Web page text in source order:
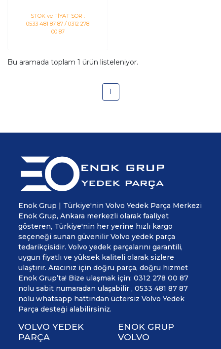
STOK ve FİYAT SOR :
0533 481 87 87 / 0312 278
00 87
Bu aramada toplam 1 ürün listeleniyor.
1
Enok Grup | Türkiye'nin Volvo Yedek Parça Merkezi
Enok Grup, Ankara merkezli olarak faaliyet
gösteren, Türkiye'nin her yerine hızlı kargo
seçeneği sunan güvenilir Volvo yedek parça
tedarikçisidir. Volvo yedek parçalarını garantili,
uygun fiyatlı ve yüksek kaliteli olarak sizlere
ulaştırır. Aracınız için doğru parça, doğru hizmet
Enok Grup’ta! Bize ulaşmak için: 0312 278 00 87
nolu sabit numaradan ulaşabilir , 0533 481 87 87
nolu whatsapp hattından üctersiz Volvo Yedek
Parça desteği alabilirsiniz.
VOLVO YEDEK
PARÇA
ENOK GRUP
VOLVO